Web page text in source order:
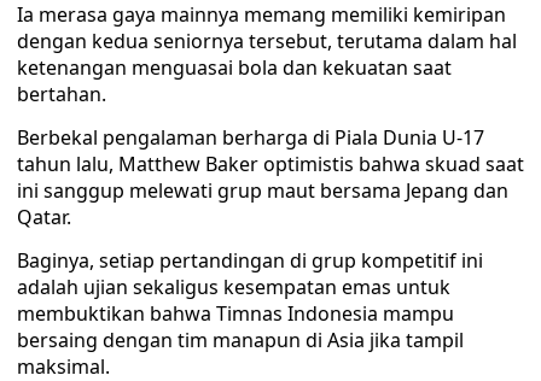
Ia merasa gaya mainnya memang memiliki kemiripan
dengan kedua seniornya tersebut, terutama dalam hal
ketenangan menguasai bola dan kekuatan saat
bertahan.
Berbekal pengalaman berharga di Piala Dunia U-17
tahun lalu, Matthew Baker optimistis bahwa skuad saat
ini sanggup melewati grup maut bersama Jepang dan
Qatar.
Baginya, setiap pertandingan di grup kompetitif ini
adalah ujian sekaligus kesempatan emas untuk
membuktikan bahwa Timnas Indonesia mampu
bersaing dengan tim manapun di Asia jika tampil
maksimal.